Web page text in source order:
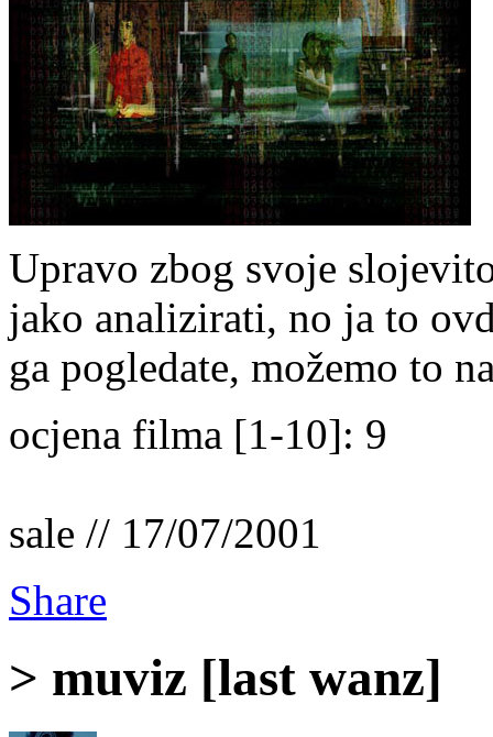
Upravo zbog svoje
jako analizirati, no ja to
ga pogledate, možemo to
ocjena filma [1-10]: 9
sale // 17/07/2001
Share
> muviz [last wanz]